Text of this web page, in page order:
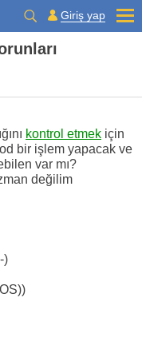
Giriş yap
kontrol etmek için
bir işlem yapacak ve
var mı?
değilim
)